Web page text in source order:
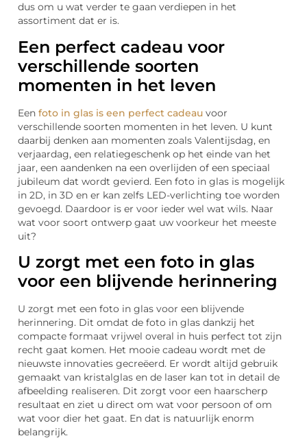
dus om u wat verder te gaan verdiepen in het
assortiment dat er is.
Een perfect cadeau voor
verschillende soorten
momenten in het leven
Een foto in glas is een perfect cadeau voor
verschillende soorten momenten in het leven. U kunt
daarbij denken aan momenten zoals Valentijsdag, en
verjaardag, een relatiegeschenk op het einde van het
jaar, een aandenken na een overlijden of een speciaal
jubileum dat wordt gevierd. Een foto in glas is mogelijk
in 2D, in 3D en er kan zelfs LED-verlichting toe worden
gevoegd. Daardoor is er voor ieder wel wat wils. Naar
wat voor soort ontwerp gaat uw voorkeur het meeste
uit?
U zorgt met een foto in glas
voor een blijvende herinnering
U zorgt met een foto in glas voor een blijvende
herinnering. Dit omdat de foto in glas dankzij het
compacte formaat vrijwel overal in huis perfect tot zijn
recht gaat komen. Het mooie cadeau wordt met de
nieuwste innovaties gecreëerd. Er wordt altijd gebruik
gemaakt van kristalglas en de laser kan tot in detail de
afbeelding realiseren. Dit zorgt voor een haarscherp
resultaat en ziet u direct om wat voor persoon of om
wat voor dier het gaat. En dat is natuurlijk enorm
belangrijk.